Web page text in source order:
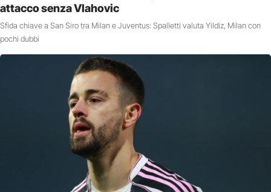
attacco senza Vlahovic
Sfida chiave a San Siro tra Milan e Juventus: Spalletti valuta Yildiz, Milan con
pochi dubbi